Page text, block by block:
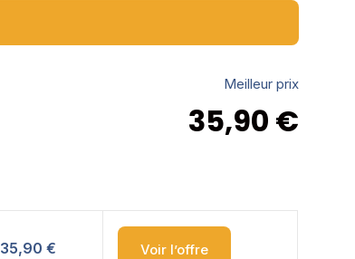
Meilleur prix
35,90 €
35,90 € Voir l’offre